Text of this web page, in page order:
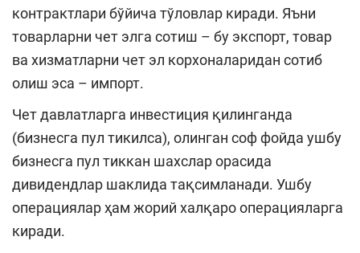
контрактлари бўйича тўловлар киради. Яъни
товарларни чет элга сотиш – бу экспорт, товар
ва хизматларни чет эл корхоналаридан сотиб
олиш эса – импорт.
Чет давлатларга инвестиция қилинганда
(бизнесга пул тикилса), олинган соф фойда ушбу
бизнесга пул тиккан шахслар орасида
дивидендлар шаклида тақсимланади. Ушбу
операциялар ҳам жорий халқаро операцияларга
киради.